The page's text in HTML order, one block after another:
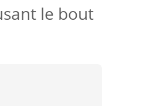
le bout